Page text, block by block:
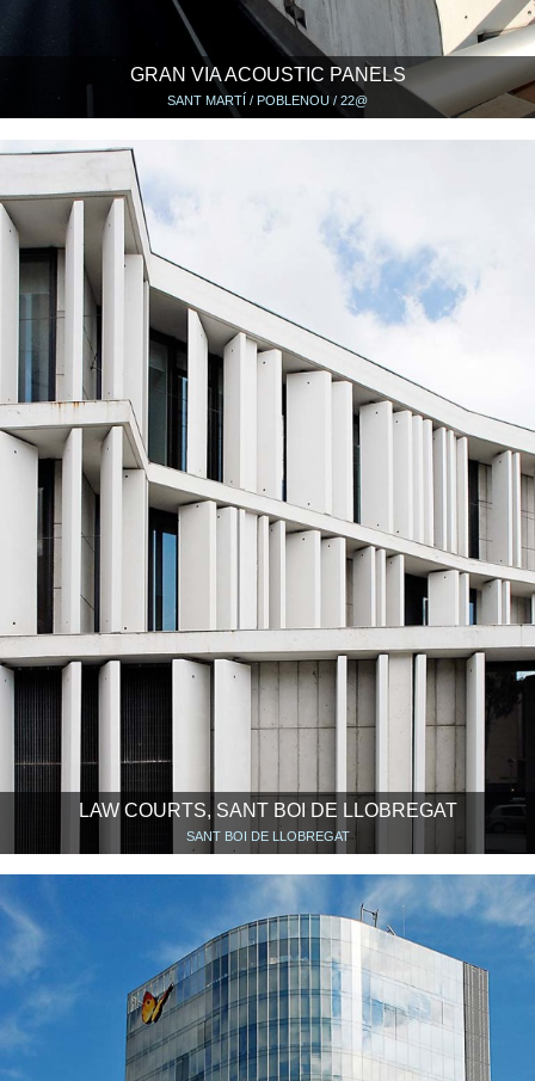
GRAN VIA ACOUSTIC PANELS
SANT MARTÍ / POBLENOU / 22@
LAW COURTS, SANT BOI DE LLOBREGAT
SANT BOI DE LLOBREGAT